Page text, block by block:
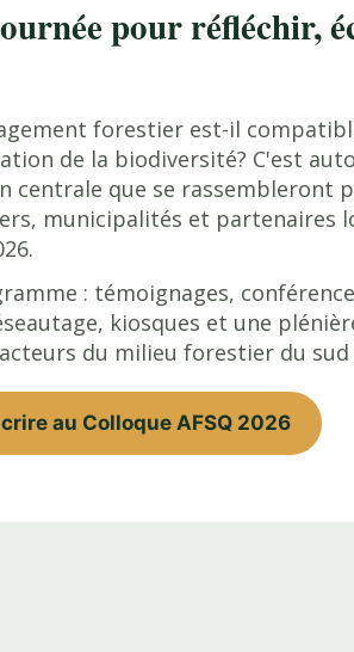
pour réfléchir,
forestier est-il
de la biodiversité? C'est
centrale que se rassembleront
municipalités et partenaires
: témoignages,
kiosques et une
du milieu forestier du sud
au Colloque AFSQ 2026